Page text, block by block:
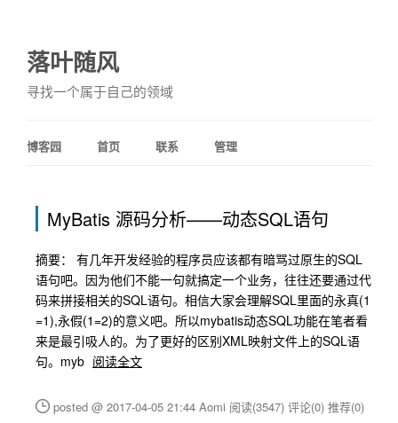
落叶随风
寻找一个属于自己的领域
博客园 首页 联系 管理
MyBatis 源码分析——动态SQL语句
摘要： 有几年开发经验的程序员应该都有暗骂过原生的SQL
语句吧。因为他们不能一句就搞定一个业务，往往还要通过代
码来拼接相关的SQL语句。相信大家会理解SQL里面的永真(1
=1),永假(1=2)的意义吧。所以mybatis动态SQL功能在笔者看
来是最引吸人的。为了更好的区别XML映射文件上的SQL语
句。myb 阅读全文
posted @ 2017-04-05 21:44 Aomi 阅读(3547) 评论(0) 推荐(0)